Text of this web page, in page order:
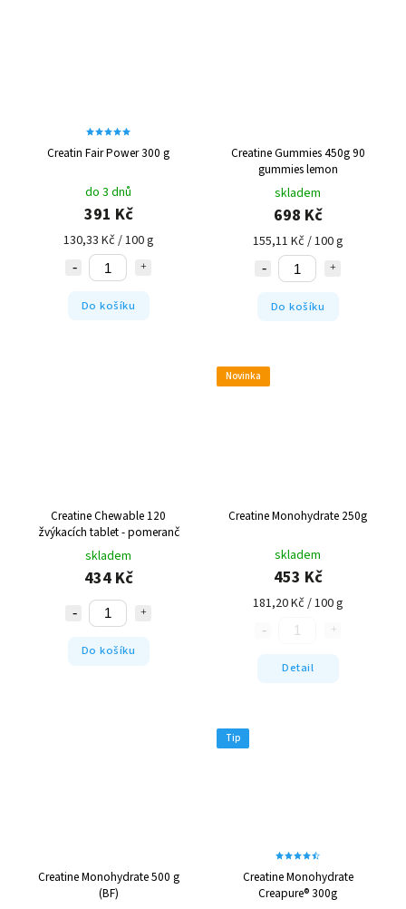
Creatin Fair Power 300 g
do 3 dnů
391 Kč
130,33 Kč / 100 g
Do košíku
Creatine Gummies 450g 90
gummies lemon
skladem
698 Kč
155,11 Kč / 100 g
Do košíku
Creatine Chewable 120
žvýkacích tablet - pomeranč
skladem
434 Kč
Do košíku
Novinka
Creatine Monohydrate 250g
skladem
453 Kč
181,20 Kč / 100 g
Detail
Creatine Monohydrate 500 g
(BF)
Tip
Creatine Monohydrate
Creapure® 300g